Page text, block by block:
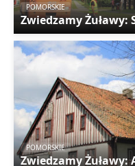
POMORSKIE
Zwiedzamy Żuławy:
POMORSKIE
Zwiedzamy